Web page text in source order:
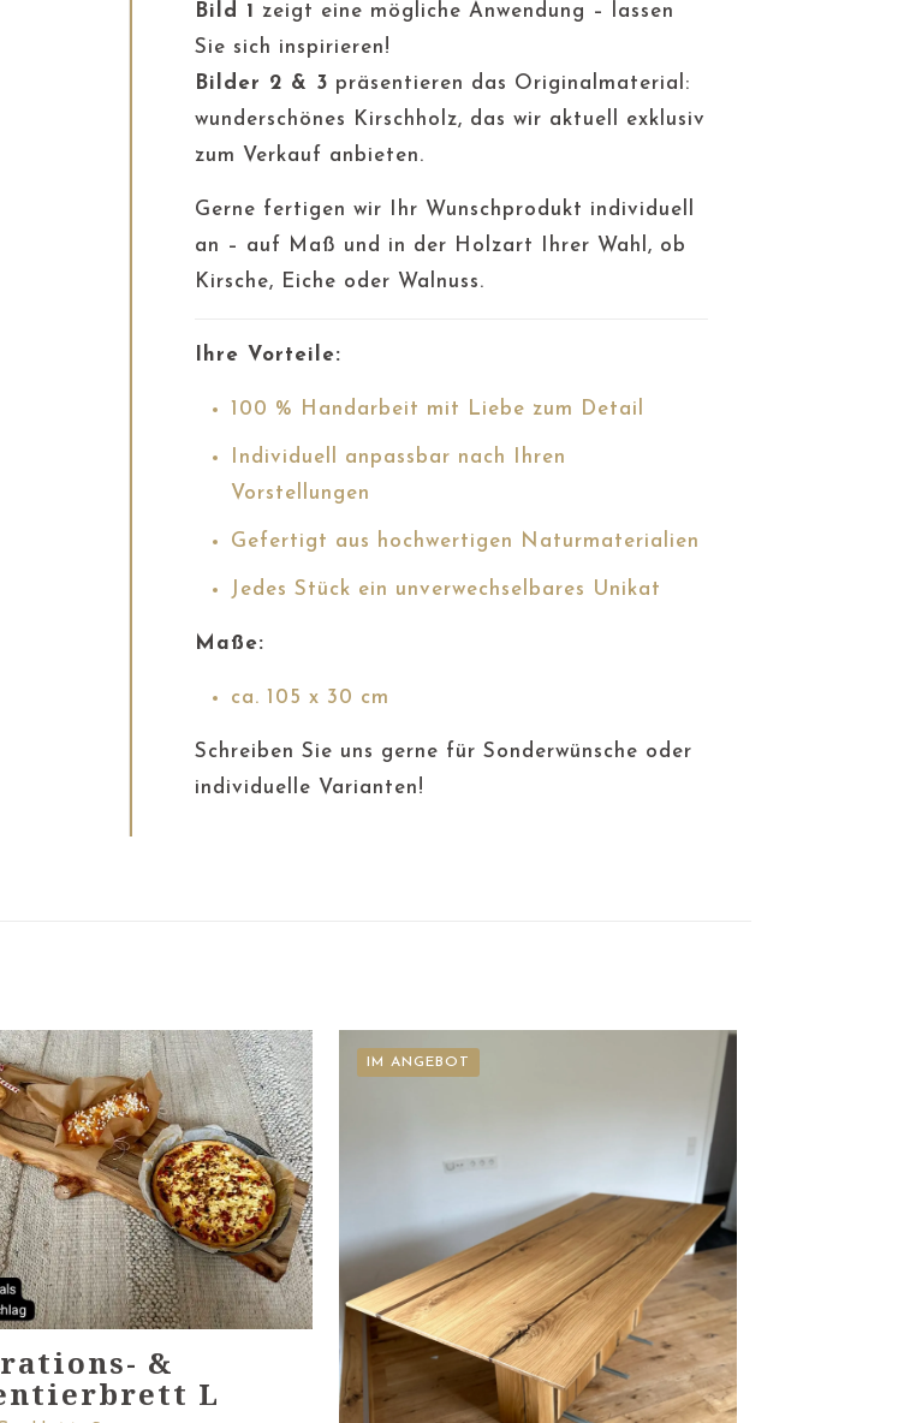
Bild 1
zeigt eine mögliche Anwendung – lassen
Sie sich inspirieren!
Bilder 2 & 3 präsentieren das Originalmaterial:
wunderschönes Kirschholz, das wir aktuell exklusiv
zum Verkauf anbieten.
Gerne fertigen wir Ihr Wunschprodukt individuell
an – auf Maß und in der Holzart Ihrer Wahl, ob
Kirsche, Eiche oder Walnuss.
Ihre Vorteile:
100 % Handarbeit mit Liebe zum Detail
Individuell anpassbar nach Ihren
Vorstellungen
Gefertigt aus hochwertigen Naturmaterialien
Jedes Stück ein unverwechselbares Unikat
Maße:
ca. 105 x 30 cm
Schreiben Sie uns gerne für Sonderwünsche oder
individuelle Varianten!
&
L
IM ANGEBOT